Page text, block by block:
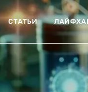
СТАТЬИ